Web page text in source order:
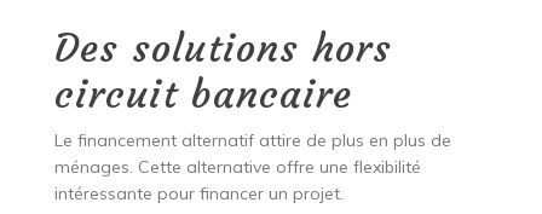
Des solutions hors
circuit bancaire
Le financement alternatif attire de plus en plus de
ménages. Cette alternative offre une flexibilité
intéressante pour financer un projet.